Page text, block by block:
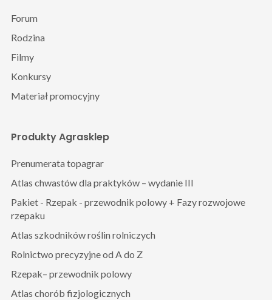
Produkty Agrasklep
Prenumerata topagrar
Atlas chwastów dla praktyków – wydanie III
Pakiet - Rzepak - przewodnik polowy + Fazy rozwojowe
rzepaku
Atlas szkodników roślin rolniczych
Rolnictwo precyzyjne od A do Z
Rzepak– przewodnik polowy
Atlas chorób fizjologicznych
Forum
Rodzina
Filmy
Konkursy
Materiał promocyjny